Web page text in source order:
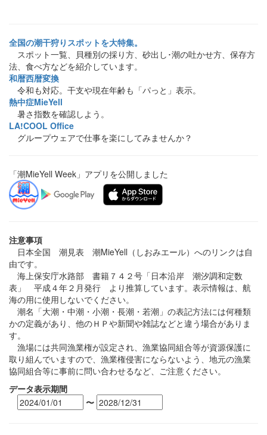
全国の潮干狩りスポットを大特集。
スポット一覧、貝種別の採り方、砂出し･潮の吐かせ方、保存方
法、食べ方などを紹介しています。
和暦西暦変換
令和も対応。干支や現在年齢も「パっと」表示。
熱中症MieYell
暑さ指数を確認しよう。
LA!COOL Office
グループウェアで仕事を楽にしてみませんか？
「潮MieYell Week」アプリを公開しました
注意事項
日本全国 潮見表 潮MieYell（しおみエール）へのリンクは自
由です。
海上保安庁水路部 書籍７４２号「日本沿岸 潮汐調和定数
表」 平成４年２月発行 より推算しています。表示情報は、航
海の用に使用しないでください。
潮名「大潮・中潮・小潮・長潮・若潮」の表記方法には何種類
かの定義があり、他のＨＰや新聞や雑誌などと違う場合がありま
す。
漁場には共同漁業権が設定され、漁業協同組合等が資源保護に
取り組んでいますので、漁業権侵害にならないよう、地元の漁業
協同組合等に事前に問い合わせるなど、ご注意ください。
データ表示期間
〜